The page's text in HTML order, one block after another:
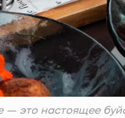
— это настоящее